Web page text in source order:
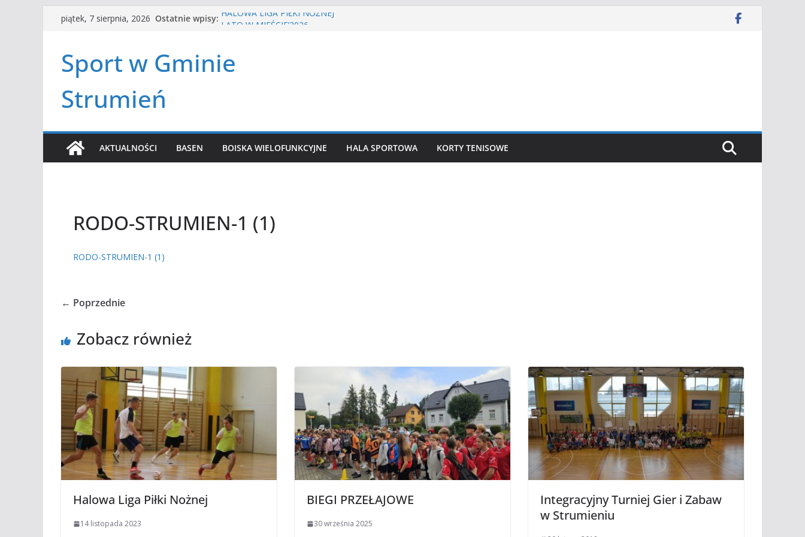
Przejdźpiątek, 7 sierpnia, 2026 Ostatnie wpisy: HALOWA LIGA PIŁKI NOŻNEJ
Czwórbój lekkoatletyczny
Sport w Gminie
Strumień
AKTUALNOŚCI BASEN BOISKA WIELOFUNKCYJNE HALA SPORTOWA KORTY TENISOWE
RODO-STRUMIEN-1 (1)
RODO-STRUMIEN-1 (1)
← Poprzednie
Zobacz również
Halowa Liga Piłki Nożnej
14 listopada 2023
BIEGI PRZEŁAJOWE
30 września 2025
Integracyjny Turniej Gier i Zabaw
w Strumieniu